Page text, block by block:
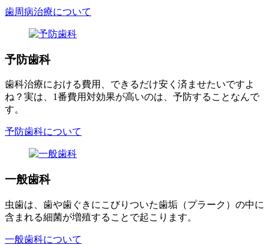
歯周病治療について
予防歯科
歯科治療における費用、できるだけ安く済ませたいですよ
ね？実は、1番費用対効果が高いのは、予防することなんで
す。
予防歯科について
一般歯科
虫歯は、歯や歯ぐきにこびりついた歯垢（プラーク）の中に
含まれる細菌が増殖することで起こります。
一般歯科について